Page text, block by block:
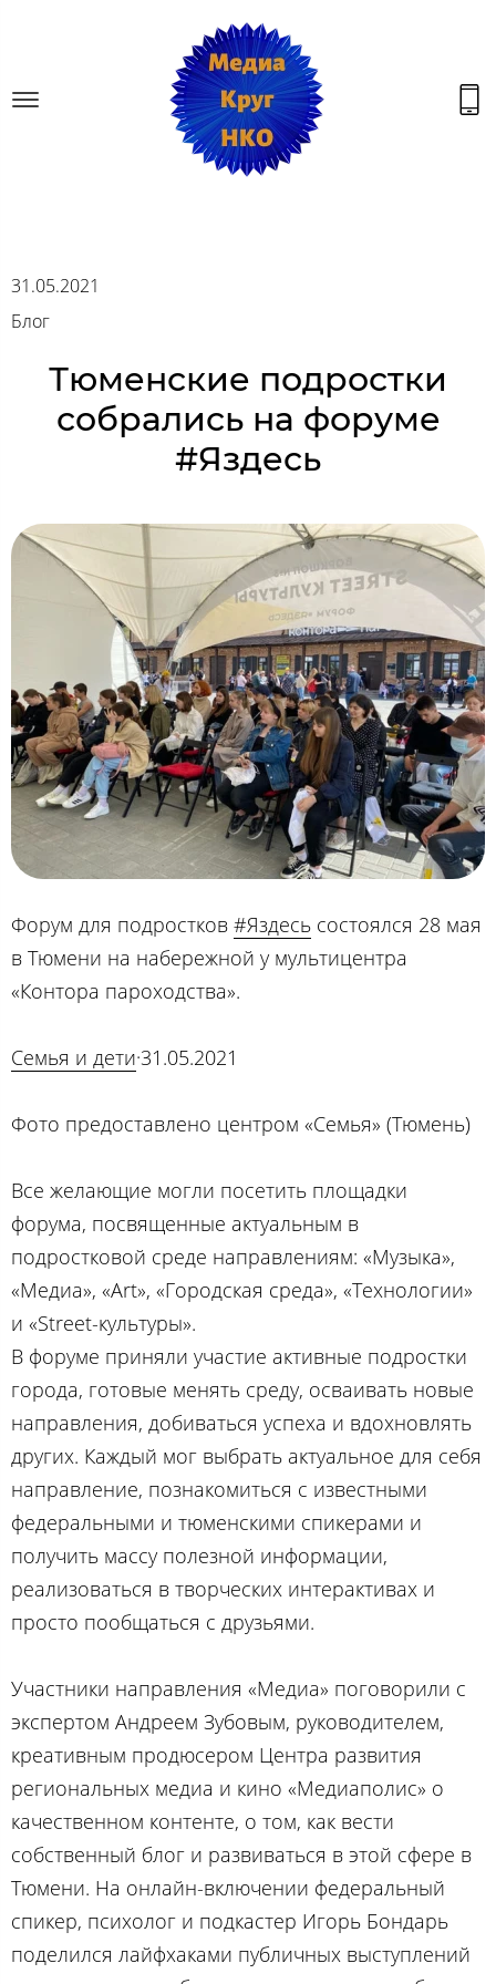
31.05.2021
Блог
Тюменские подростки
собрались на форуме
#Яздесь
Форум для подростков #Яздесь состоялся 28 мая
в Тюмени на набережной у мультицентра
«Контора пароходства».
Семья и дети·31.05.2021
Фото предоставлено центром «Семья» (Тюмень)
Все желающие могли посетить площадки
форума, посвященные актуальным в
подростковой среде направлениям: «Музыка»,
«Медиа», «Art», «Городская среда», «Технологии»
и «Street-культуры».
В форуме приняли участие активные подростки
города, готовые менять среду, осваивать новые
направления, добиваться успеха и вдохновлять
других. Каждый мог выбрать актуальное для себя
направление, познакомиться с известными
федеральными и тюменскими спикерами и
получить массу полезной информации,
реализоваться в творческих интерактивах и
просто пообщаться с друзьями.
Участники направления «Медиа» поговорили с
экспертом Андреем Зубовым, руководителем,
креативным продюсером Центра развития
региональных медиа и кино «Медиаполис» о
качественном контенте, о том, как вести
собственный блог и развиваться в этой сфере в
Тюмени. На онлайн-включении федеральный
спикер, психолог и подкастер Игорь Бондарь
поделился лайфхаками публичных выступлений